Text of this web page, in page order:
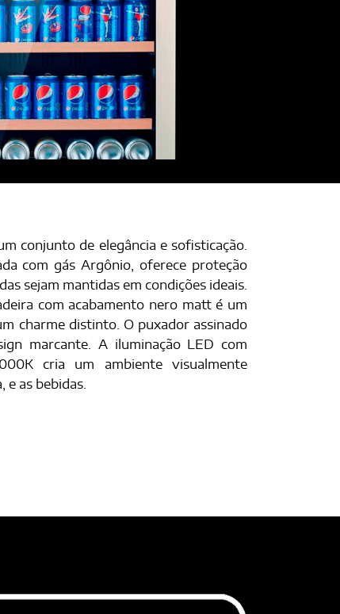
conjunto de elegância e sofisticação.
com gás Argônio, oferece proteção
sejam mantidas em condições ideais.
com acabamento nero matt é um
charme distinto. O puxador assinado
marcante. A iluminação LED com
cria um ambiente visualmente
e as bebidas.